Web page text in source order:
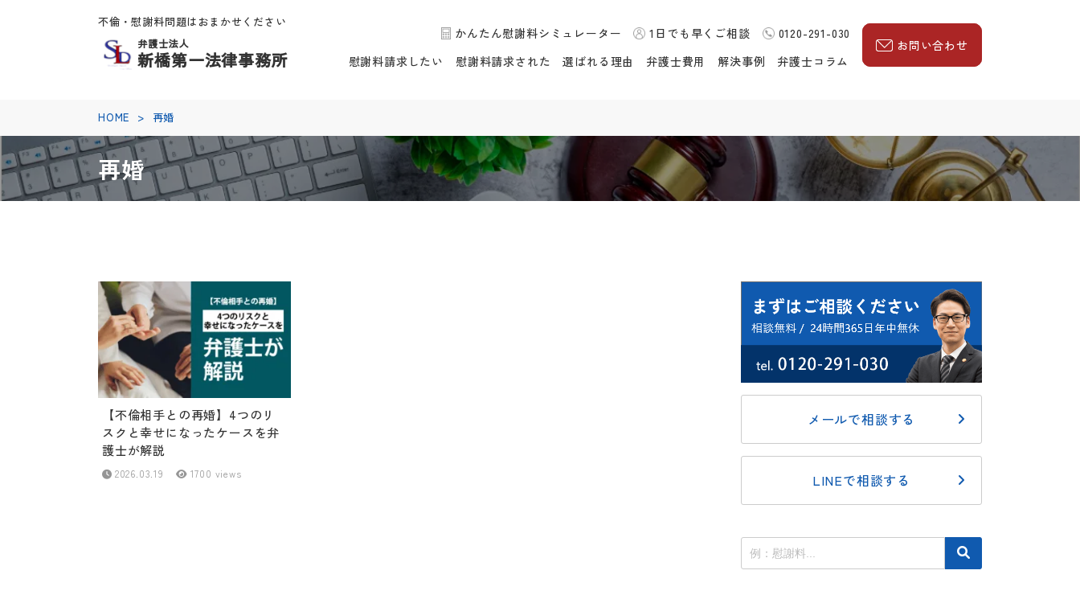
不倫・慰謝料問題はおまかせください
弁護士法人
新橋第一法律事務所
かんたん慰謝料シミュレーター 1日でも早くご相談
0120-291-030
慰謝料請求したい
慰謝料請求された 選ばれる理由 弁護士費用 解決事例 弁護士コラム
お問い合わせ
HOME > 再婚
再婚
【不倫相手との再婚】4つのリ
スクと幸せになったケースを弁
護士が解説
2026.03.19 1700 views
メールで相談する
LINEで相談する